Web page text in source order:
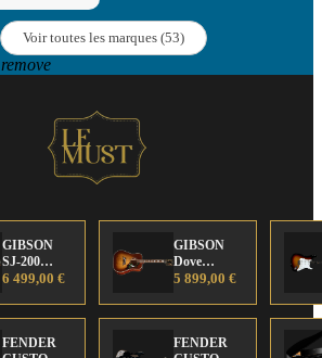
Voir toutes les marques (53)
remove
GIBSON
SJ-200
Anniversary
Edition
6 499,00 €
GIBSON
Dove
Anniversary
Edition
5 899,00 €
FENDER
FENDER